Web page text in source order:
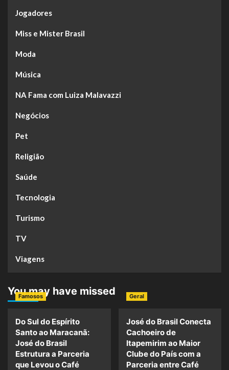
Jogadores
Miss e Mister Brasil
Moda
Música
NA Fama com Luiza Malavazzi
Negócios
Pet
Religião
Saúde
Tecnologia
Turismo
TV
Viagens
You may have missed
Famosos
Do Sul do Espírito
Santo ao Maracanã:
José do Brasil
Estrutura a Parceria
que Levou o Café
Geral
José do Brasil Conecta
Cachoeiro de
Itapemirim ao Maior
Clube do País com a
Parceria entre Café